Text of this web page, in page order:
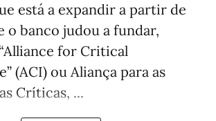
está a expandir a partir de
o banco judou a fundar,
for Critical
(ACI) ou Aliança para as
Críticas, ...